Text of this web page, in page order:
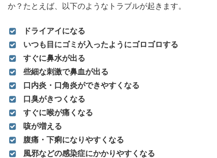
か？たとえば、以下のようなトラブルが起きます。
ドライアイになる
いつも目にゴミが入ったようにゴロゴロする
すぐに鼻水が出る
些細な刺激で鼻血が出る
口内炎・口角炎ができやすくなる
口臭がきつくなる
すぐに喉が痛くなる
咳が増える
腹痛・下痢になりやすくなる
風邪などの感染症にかかりやすくなる